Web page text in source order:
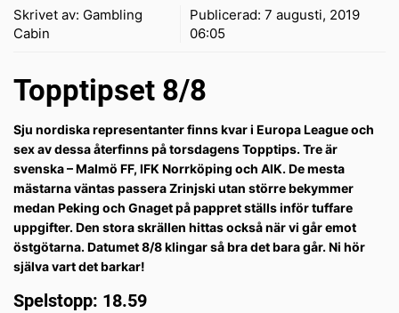
Skrivet av: Gambling
Cabin
Publicerad:7 augusti, 2019
06:05
Topptipset 8/8
Sju nordiska representanter finns kvar i Europa League och
sex av dessa återfinns på torsdagens Topptips. Tre är
svenska – Malmö FF, IFK Norrköping och AIK. De mesta
mästarna väntas passera Zrinjski utan större bekymmer
medan Peking och Gnaget på pappret ställs inför tuffare
uppgifter. Den stora skrällen hittas också när vi går emot
östgötarna. Datumet 8/8 klingar så bra det bara går. Ni hör
själva vart det barkar!
Spelstopp: 18.59